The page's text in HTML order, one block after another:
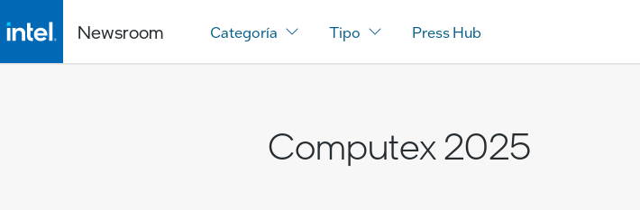
Newsroom Categoría Tipo Press Hub
Computex 2025